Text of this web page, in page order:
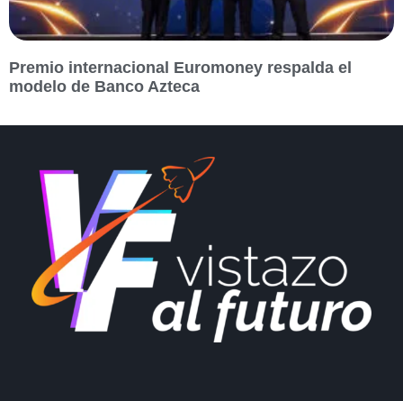
Premio internacional Euromoney respalda el
modelo de Banco Azteca